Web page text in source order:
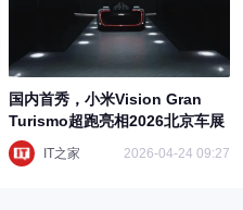
国内首秀，小米Vision Gran
Turismo超跑亮相2026北京车展
IT之家 2026-04-24 09:27